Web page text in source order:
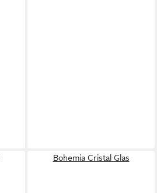
Bohemia Cristal Glas